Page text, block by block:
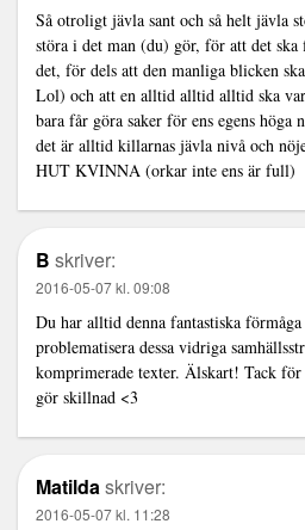
Så otroligt jävla sant och så helt jävla
störa i det man (du) gör, för att det ska
det, för dels att den manliga blicken
Lol) och att en alltid alltid alltid ska
bara får göra saker för ens egens
det är alltid killarnas jävla nivå och
HUT KVINNA (orkar inte ens är full)
B skriver:
2016-05-07 kl. 09:08
Du har alltid denna fantastiska
problematisera dessa vidriga
komprimerade texter. Älskart! Tack
gör skillnad <3
Matildaskriver:
2016-05-07 kl. 11:28